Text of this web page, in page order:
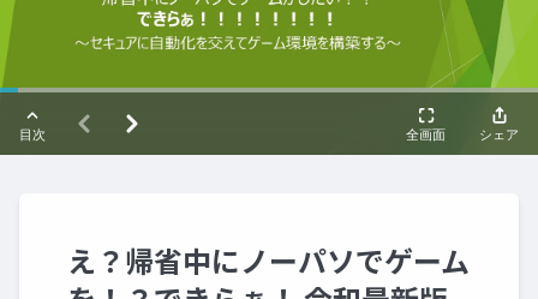
え？帰省中にノーパソでゲーム